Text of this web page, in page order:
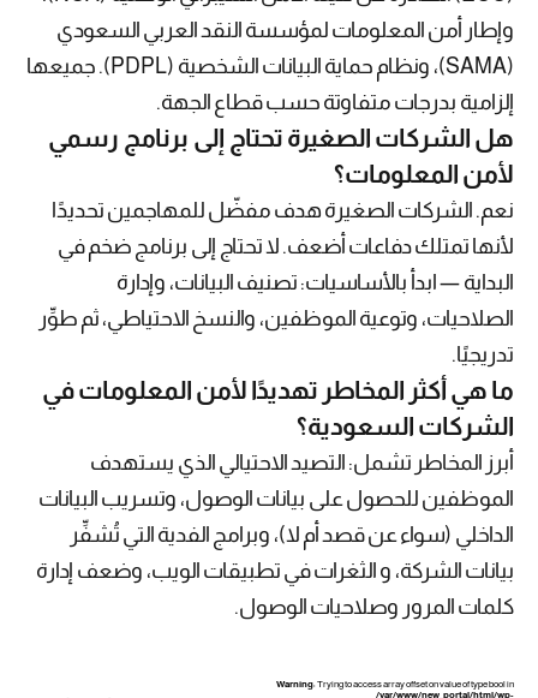
وإطار أمن المعلومات لمؤسسة النقد العربي السعودي
(SAMA)، ونظام حماية البيانات الشخصية (PDPL). جميعها
إلزامية بدرجات متفاوتة حسب قطاع الجهة.
هل الشركات الصغيرة تحتاج إلى برنامج رسمي
لأمن المعلومات؟
نعم. الشركات الصغيرة هدف مفضّل للمهاجمين تحديدًا
لأنها تمتلك دفاعات أضعف. لا تحتاج إلى برنامج ضخم في
البداية — ابدأ بالأساسيات: تصنيف البيانات، وإدارة
الصلاحيات، وتوعية الموظفين، والنسخ الاحتياطي، ثم طوِّر
تدريجيًا.
ما هي أكثر المخاطر تهديدًا لأمن المعلومات في
الشركات السعودية؟
أبرز المخاطر تشمل: التصيد الاحتيالي الذي يستهدف
الموظفين للحصول على بيانات الوصول، وتسريب البيانات
الداخلي (سواء عن قصد أم لا)، وبرامج الفدية التي تُشفِّر
بيانات الشركة، و الثغرات في تطبيقات الويب، وضعف إدارة
كلمات المرور وصلاحيات الوصول.
Warning: Trying to access array offset on value of type bool in
/var/www/new_portal/html/wp-